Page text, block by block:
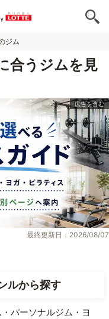
ジム
合うジムを見
最終更新日：2026/08/07
ルから探す
パーソナルジム・ヨ